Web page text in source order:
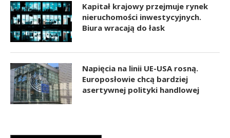
Kapitał krajowy przejmuje rynek
nieruchomości inwestycyjnych.
Biura wracają do łask
Napięcia na linii UE-USA rosną.
Europosłowie chcą bardziej
asertywnej polityki handlowej